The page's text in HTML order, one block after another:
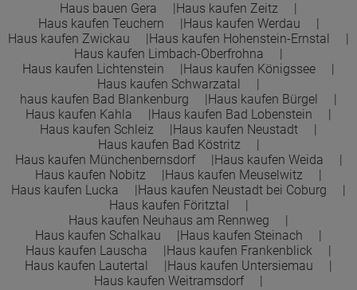
Town &Country Haus Lizenzgeber GmbH
Haus bauen Gera
Haus kaufen Zeitz
Haus kaufen Teuchern
Haus kaufen Werdau
Haus kaufen Zwickau
Haus kaufen Hohenstein-Ernstal
Haus kaufen Limbach-Oberfrohna
Haus kaufen Lichtenstein
Haus kaufen Königssee
Haus kaufen Schwarzatal
haus kaufen Bad Blankenburg
Haus kaufen Bürgel
Haus kaufen Kahla
Haus kaufen Bad Lobenstein
Haus kaufen Schleiz
Haus kaufen Neustadt
Haus kaufen Bad Köstritz
Haus kaufen Münchenbernsdorf
Haus kaufen Weida
Haus kaufen Nobitz
Haus kaufen Meuselwitz
Haus kaufen Lucka
Haus kaufen Neustadt bei Coburg
Haus kaufen Föritztal
Haus kaufen Neuhaus am Rennweg
Haus kaufen Schalkau
Haus kaufen Steinach
Haus kaufen Lauscha
Haus kaufen Frankenblick
Haus kaufen Lautertal
Haus kaufen Untersiemau
Haus kaufen Weitramsdorf